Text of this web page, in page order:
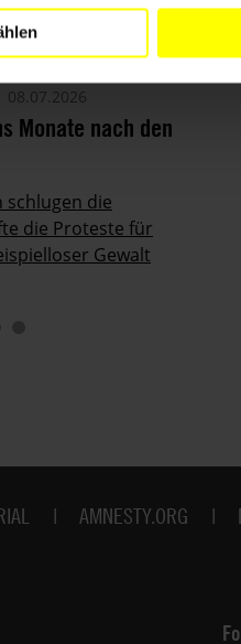
08.07.2026
Monate nach den
schlugen die
die Proteste für
Gewalt
AMNESTY.ORG